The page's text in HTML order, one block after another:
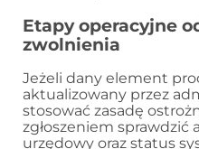
Etapy operacyjne
zwolnienia
Jeżeli dany element
aktualizowany przez
stosować zasadę
zgłoszeniem
urzędowy oraz status